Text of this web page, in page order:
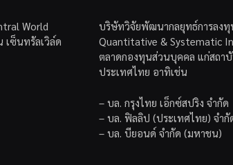
World
เซ็นทรัลเวิล์ด
บริษัทวิจัยพัฒนากลยุทธ์การลง
Quantitative & Systematic
ตลาดกองทุนส่วนบุคคล แก่สถา
ประเทศไทย อาทิเช่น
– บล. กรุงไทย เอ็กซ์สปริง จำกัด
– บล. ฟิลลิป (ประเทศไทย) จำ
– บล. บียอนด์ จำกัด (มหาชน)